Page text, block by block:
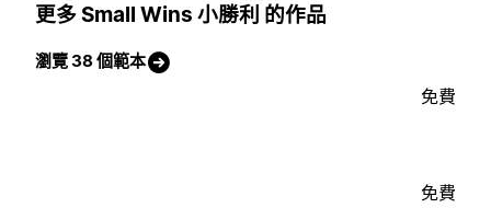
更多 Small Wins 小勝利 的作品
瀏覽 38 個範本
免費
免費